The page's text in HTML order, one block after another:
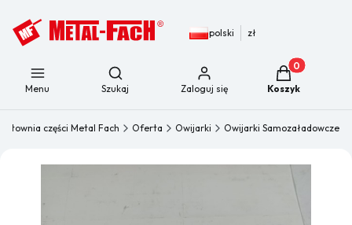
polski zł
Menu
Otwórz wyszukiwarkę
Szukaj Zaloguj się
Produkty w
Koszyk
części Metal Fach Oferta Owijarki Owijarki Samozaładowcze